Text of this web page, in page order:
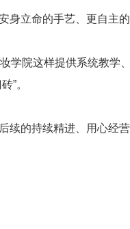
身立命的手艺、更自主
学院这样提供系统教学
”。
续的持续精进、用心经营